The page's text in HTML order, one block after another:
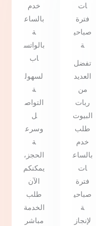
خدم
بالساع
ة
بالواتس
اب
لسهول
ة
التواص
ل
وسرع
ة
الحجز،
يمكنكم
الآن
طلب
الخدمة
مباشر
ات
فترة
صباحي
ة
تفضل
العديد
من
ربات
البيوت
طلب
خدم
بالساع
ات
فترة
صباحي
ة
لإنجاز